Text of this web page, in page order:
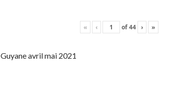
« ‹ of44 › »
Guyane avril mai 2021